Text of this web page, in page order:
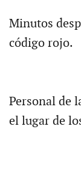
Minutos
código rojo.
Personal de
el lugar de